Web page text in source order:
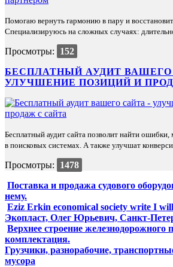
Помогаю вернуть гармонию в пару и
Специализируюсь на сложных случаях:
Просмотры:
152
БЕСПЛАТНЫЙ АУДИТ ВАШЕГО
УЛУЧШЕНИЕ ПОЗИЦИЙ И
Бесплатный аудит сайта позволит найти
в поисковых системах. А также улучшат
Просмотры:
1478
Поставка и продажа судового
нему.
Eziz Erkin economical society write I
Экопласт, Олег Юрьевич, Санкт-
Верхнее строение железнодорожного
комплектация.
Грузчики, разнорабочие,
мусора